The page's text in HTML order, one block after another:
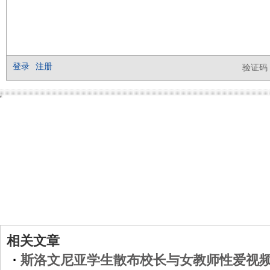
相关文章
· 斯洛文尼亚学生散布校长与女教师性爱视